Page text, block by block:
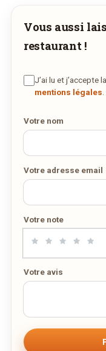
Vous aussi
restaurant !
J’ai lu et j’accepte la
mentions légales
Votre nom
Votre adresse email
Votre note
Votre avis